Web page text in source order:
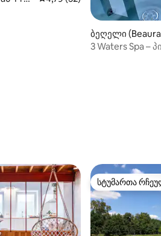
მიმოხილვა
ბეღელი
3 Waters Spa –
სტუმართა
სტუმართა